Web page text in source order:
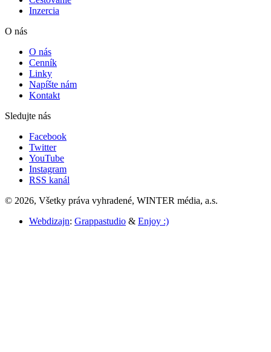
Inzercia
O nás
O nás
Cenník
Linky
Napíšte nám
Kontakt
Sledujte nás
Facebook
Twitter
YouTube
Instagram
RSS kanál
© 2026, Všetky práva vyhradené, WINTER média, a.s.
Webdizajn: Grappastudio & Enjoy :)